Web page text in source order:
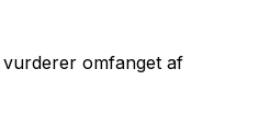
omfanget af